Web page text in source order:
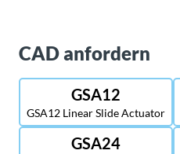
CAD anfordern
GSA12
GSA12 Linear Slide Actuator
GSA24